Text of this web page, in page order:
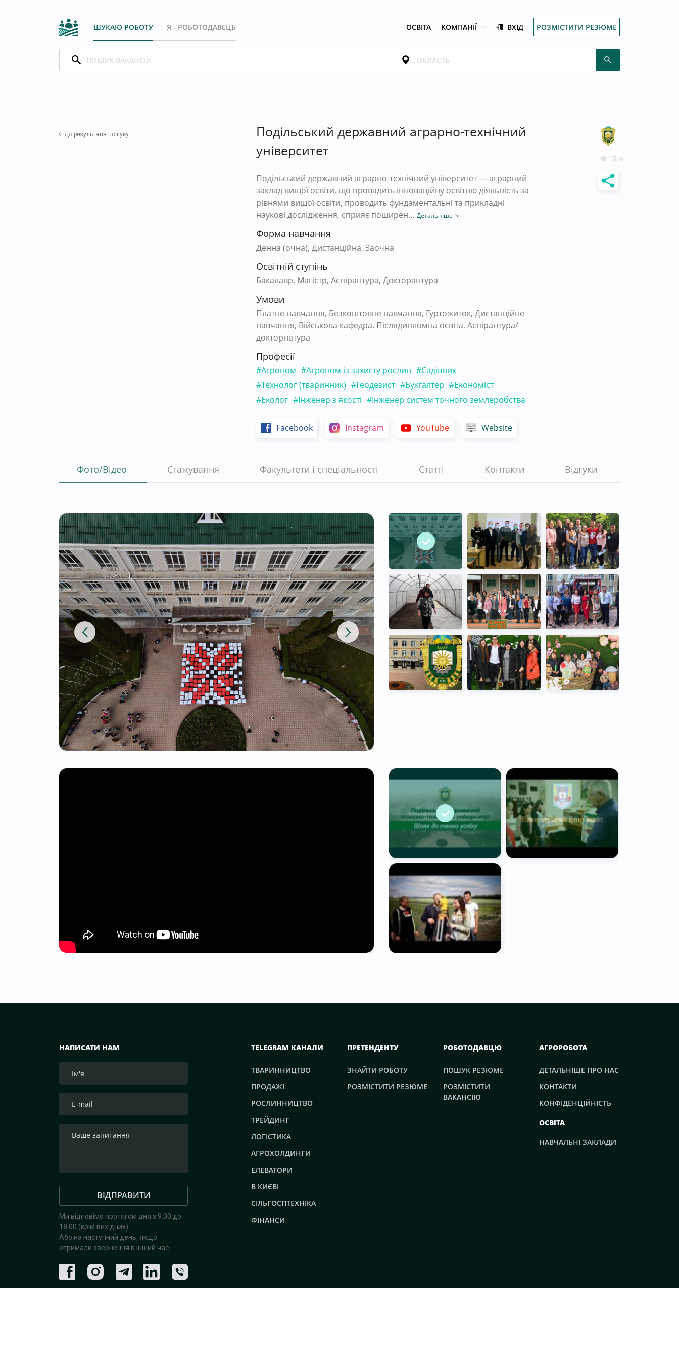
ШУКАЮ РОБОТУ Я - РОБОТОДАВЕЦЬ ОСВІТА КОМПАНІЇ ВХІД РОЗМІСТИТИ РЕЗЮМЕ
До результатів пошуку
Подільський державний аграрно-технічний
університет
Подільський державний аграрно-технічний університет — аграрний
заклад вищої освіти, що провадить інноваційну освітню діяльність за
рівнями вищої освіти, проводить фундаментальні та прикладні
наукові дослідження, сприяє поширен... Детальніше
Форма навчання
Денна (очна), Дистанційна, Заочна
Освітній ступінь
Бакалавр, Магістр, Аспірантура, Докторантура
Умови
Платне навчання, Безкоштовне навчання, Гуртожиток, Дистанційне
навчання, Військова кафедра, Післядипломна освіта, Аспірантура/
докторнатура
Професії
#Агроном #Агроном із захисту рослин #Садівник
#Технолог (тваринник) #Геодезист #Бухгалтер #Економіст
#Еколог #Інженер з якості #Інженер систем точного землеробства
Facebook Instagram YouTube Website
1516
Фото/Відео Стажування Факультети і спеціальності Статті Контакти Відгуки
НАПИСАТИ НАМ
ВІДПРАВИТИ
Ми відповімо протягом дня з 9:00 до
18:00 (крім вихідних).
Або на наступний день, якщо
отримали звернення в інший час.
TELEGRAM КАНАЛИ
ТВАРИННИЦТВО
ПРОДАЖІ
РОСЛИННИЦТВО
ТРЕЙДИНГ
ЛОГІСТИКА
АГРОХОЛДИНГИ
ЕЛЕВАТОРИ
В КИЄВІ
СІЛЬГОСПТЕХНІКА
ФІНАНСИ
ПРЕТЕНДЕНТУ
ЗНАЙТИ РОБОТУ
РОЗМІСТИТИ РЕЗЮМЕ
РОБОТОДАВЦЮ
ПОШУК РЕЗЮМЕ
РОЗМІСТИТИ
ВАКАНСІЮ
АГРОРОБОТА
ДЕТАЛЬНІШЕ ПРО НАС
КОНТАКТИ
КОНФІДЕНЦІЙНІСТЬ
ОСВІТА
НАВЧАЛЬНІ ЗАКЛАДИ